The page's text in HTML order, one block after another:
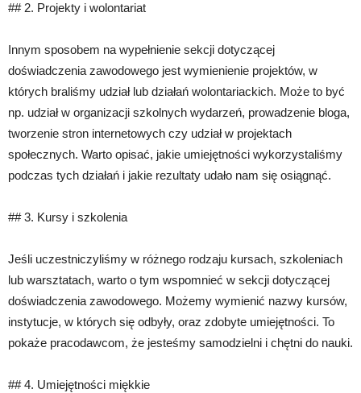
## 2. Projekty i wolontariat
Innym sposobem na wypełnienie sekcji dotyczącej
doświadczenia zawodowego jest wymienienie projektów, w
których braliśmy udział lub działań wolontariackich. Może to być
np. udział w organizacji szkolnych wydarzeń, prowadzenie bloga,
tworzenie stron internetowych czy udział w projektach
społecznych. Warto opisać, jakie umiejętności wykorzystaliśmy
podczas tych działań i jakie rezultaty udało nam się osiągnąć.
## 3. Kursy i szkolenia
Jeśli uczestniczyliśmy w różnego rodzaju kursach, szkoleniach
lub warsztatach, warto o tym wspomnieć w sekcji dotyczącej
doświadczenia zawodowego. Możemy wymienić nazwy kursów,
instytucje, w których się odbyły, oraz zdobyte umiejętności. To
pokaże pracodawcom, że jesteśmy samodzielni i chętni do nauki.
## 4. Umiejętności miękkie